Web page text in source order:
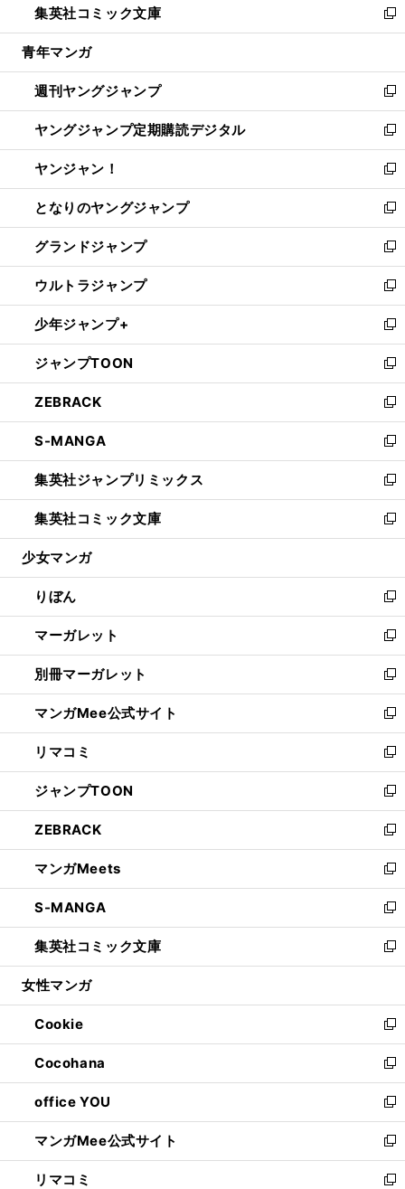
く
で
開
ド
ウ
開
く
ィ
ン
ウ
で
開
く
い
ウ
ン
ド
ウ
で
開
く
集英社コミック文庫
新
し
ウ
ィ
ン
ド
ウ
で
開
く
青年マンガ
週刊ヤングジャンプ
新
し
い
ウ
ィ
ン
ド
ウ
で
開
く
ヤングジャンプ定期購読デジタル
新
し
い
ウ
ィ
ン
ド
ウ
で
開
く
ヤンジャン！
新
し
い
ウ
ィ
ン
ド
ウ
で
開
く
となりのヤングジャンプ
新
し
い
ウ
ィ
ン
ド
ウ
で
開
く
グランドジャンプ
新
し
い
ウ
ィ
ン
ド
ウ
で
開
く
ウルトラジャンプ
新
し
い
ウ
ィ
ン
ド
ウ
で
開
く
少年ジャンプ+
新
し
い
ウ
ィ
ン
ド
ウ
で
開
く
ジャンプTOON
新
し
い
ウ
ィ
ン
ド
ウ
で
開
ZEBRACK
新
し
い
ウ
ィ
ン
ド
ウ
開
く
S-MANGA
新
し
い
ウ
ィ
ン
ウ
で
開
く
集英社ジャンプリミックス
新
し
い
ウ
ン
ド
ウ
で
開
く
集英社コミック文庫
新
し
ウ
ィ
ン
ド
ウ
で
開
く
少女マンガ
りぼん
新
し
い
ウ
ィ
ン
ド
ウ
で
開
く
マーガレット
新
し
い
ウ
ィ
ン
ド
ウ
で
開
く
別冊マーガレット
新
し
い
ウ
ィ
ン
ド
ウ
で
開
く
マンガMee公式サイト
新
し
い
ウ
ィ
ン
ド
ウ
で
開
く
リマコミ
新
し
い
ウ
ィ
ン
ド
ウ
で
開
く
ジャンプTOON
新
し
い
ウ
ィ
ン
ド
ウ
で
開
ZEBRACK
新
し
い
ウ
ィ
ン
ド
ウ
開
く
マンガMeets
新
し
い
ウ
ィ
ン
ウ
で
開
く
S-MANGA
新
し
い
ウ
ン
ド
ウ
で
開
く
集英社コミック文庫
新
し
ウ
ィ
ン
ド
ウ
で
開
く
女性マンガ
Cookie
新
し
い
ウ
ィ
ン
ド
ウ
で
Cocohana
新
し
い
ウ
ィ
ン
ド
office YOU
新
し
い
ウ
ィ
マンガMee公式サイト
新
し
い
リマコミ 新